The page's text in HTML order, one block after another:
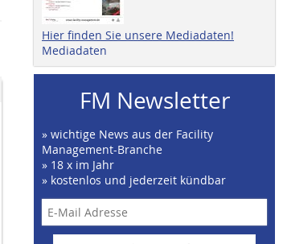
Hier finden Sie unsere Mediadaten!
Mediadaten
FM Newsletter
» wichtige News aus der Facility
Management-Branche
» 18 x im Jahr
» kostenlos und jederzeit kündbar